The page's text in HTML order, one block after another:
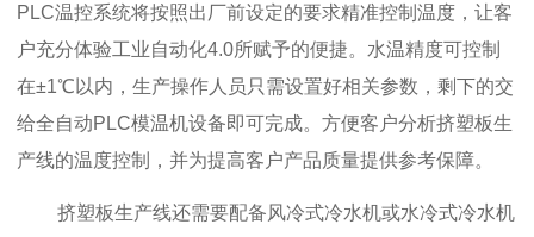
PLC温控系统将按照出厂前设定的要求精准控制温度，让客
户充分体验工业自动化4.0所赋予的便捷。水温精度可控制
在±1℃以内，生产操作人员只需设置好相关参数，剩下的交
给全自动PLC模温机设备即可完成。方便客户分析挤塑板生
产线的温度控制，并为提高客户产品质量提供参考保障。
挤塑板生产线还需要配备风冷式冷水机或水冷式冷水机